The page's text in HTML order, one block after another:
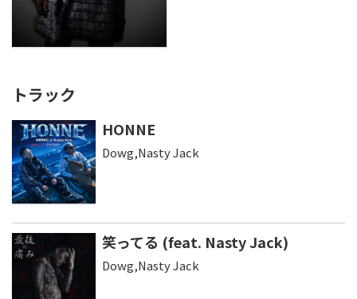
トラック
HONNE
Dowg,Nasty Jack
笑ってる (feat. Nasty Jack)
Dowg,Nasty Jack